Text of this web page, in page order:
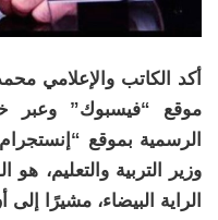
أكد الكاتب والإعلامي
موقع “فيسبوك” وعبر
الرسمية بموقع
وزير التربية والتعليم، هو
الراية البيضاء، مشيرًا